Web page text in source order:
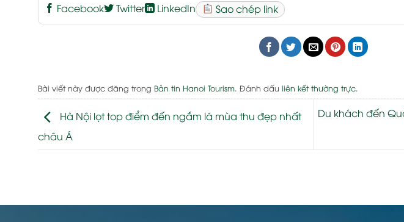
Facebook
Twitter LinkedIn Sao chép link
Bài viết này được đăng trong Bản tin Hanoi Tourism. Đánh dấu liên kết thường trực.
Hà Nội lọt top điểm đến ngắm lá mùa thu đẹp nhất
châu Á
Du khách đến